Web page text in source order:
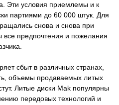
Эти условия приемлемы и к
партиями до 60 000 штук. Для
снова и снова при
все предпочтения и пожелания
сбыт в различных странах,
объемы продаваемых литых
Литые диски Mak популярны
передовых технологий и